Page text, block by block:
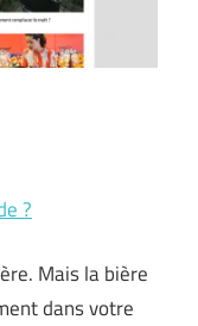
?
Mais la bière
dans votre